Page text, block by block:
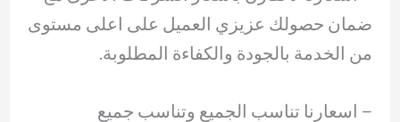
ضمان حصولك عزيزي العميل على اعلى مستوى
من الخدمة بالجودة والكفاءة المطلوبة.
– ‏اسعارنا تناسب الجميع وتناسب جميع